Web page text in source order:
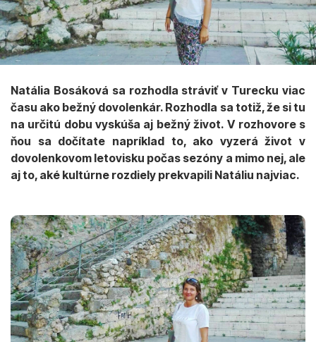
Natália Bosáková sa rozhodla stráviť v Turecku viac
času ako bežný dovolenkár. Rozhodla sa totiž, že si tu
na určitú dobu vyskúša aj bežný život. V rozhovore s
ňou sa dočítate napríklad to, ako vyzerá život v
dovolenkovom letovisku počas sezóny a mimo nej, ale
aj to, aké kultúrne rozdiely prekvapili Natáliu najviac.